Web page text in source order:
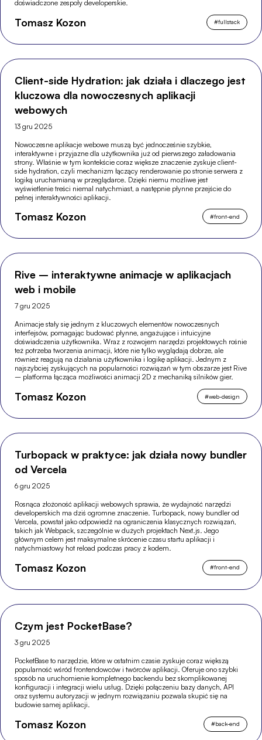
doświadczone zespoły developerskie.
Tomasz Kozon #fullstack
Client-side Hydration: jak działa i dlaczego jest
kluczowa dla nowoczesnych aplikacji
webowych
13 gru 2025
Nowoczesne aplikacje webowe muszą być jednocześnie szybkie,
interaktywne i przyjazne dla użytkownika już od pierwszego załadowania
strony. Właśnie w tym kontekście coraz większe znaczenie zyskuje client-
side hydration, czyli mechanizm łączący renderowanie po stronie serwera z
logiką uruchamianą w przeglądarce. Dzięki niemu możliwe jest
wyświetlenie treści niemal natychmiast, a następnie płynne przejście do
pełnej interaktywności aplikacji.
Tomasz Kozon #front-end
Rive – interaktywne animacje w aplikacjach
web i mobile
7 gru 2025
Animacje stały się jednym z kluczowych elementów nowoczesnych
interfejsów, pomagając budować płynne, angażujące i intuicyjne
doświadczenia użytkownika. Wraz z rozwojem narzędzi projektowych rośnie
też potrzeba tworzenia animacji, które nie tylko wyglądają dobrze, ale
również reagują na działania użytkownika i logikę aplikacji. Jednym z
najszybciej zyskujących na popularności rozwiązań w tym obszarze jest Rive
– platforma łącząca możliwości animacji 2D z mechaniką silników gier.
Tomasz Kozon #web-design
Turbopack w praktyce: jak działa nowy bundler
od Vercela
6 gru 2025
Rosnąca złożoność aplikacji webowych sprawia, że wydajność narzędzi
developerskich ma dziś ogromne znaczenie. Turbopack, nowy bundler od
Vercela, powstał jako odpowiedź na ograniczenia klasycznych rozwiązań,
takich jak Webpack, szczególnie w dużych projektach Next.js. Jego
głównym celem jest maksymalne skrócenie czasu startu aplikacji i
natychmiastowy hot reload podczas pracy z kodem.
Tomasz Kozon #front-end
Czym jest PocketBase?
3 gru 2025
PocketBase to narzędzie, które w ostatnim czasie zyskuje coraz większą
popularność wśród frontendowców i twórców aplikacji. Oferuje ono szybki
sposób na uruchomienie kompletnego backendu bez skomplikowanej
konfiguracji i integracji wielu usług. Dzięki połączeniu bazy danych, API
oraz systemu autoryzacji w jednym rozwiązaniu pozwala skupić się na
budowie samej aplikacji.
Tomasz Kozon #back-end